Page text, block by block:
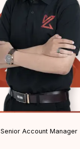
Senior Account Manager